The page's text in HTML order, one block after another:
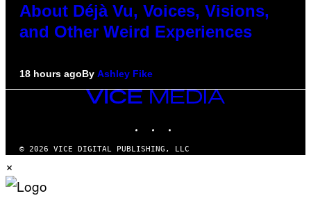
About Déjà Vu, Voices, Visions,
and Other Weird Experiences
18 hours agoBy Ashley Fike
VICE
MEDIA
© 2026 VICE DIGITAL PUBLISHING, LLC
×